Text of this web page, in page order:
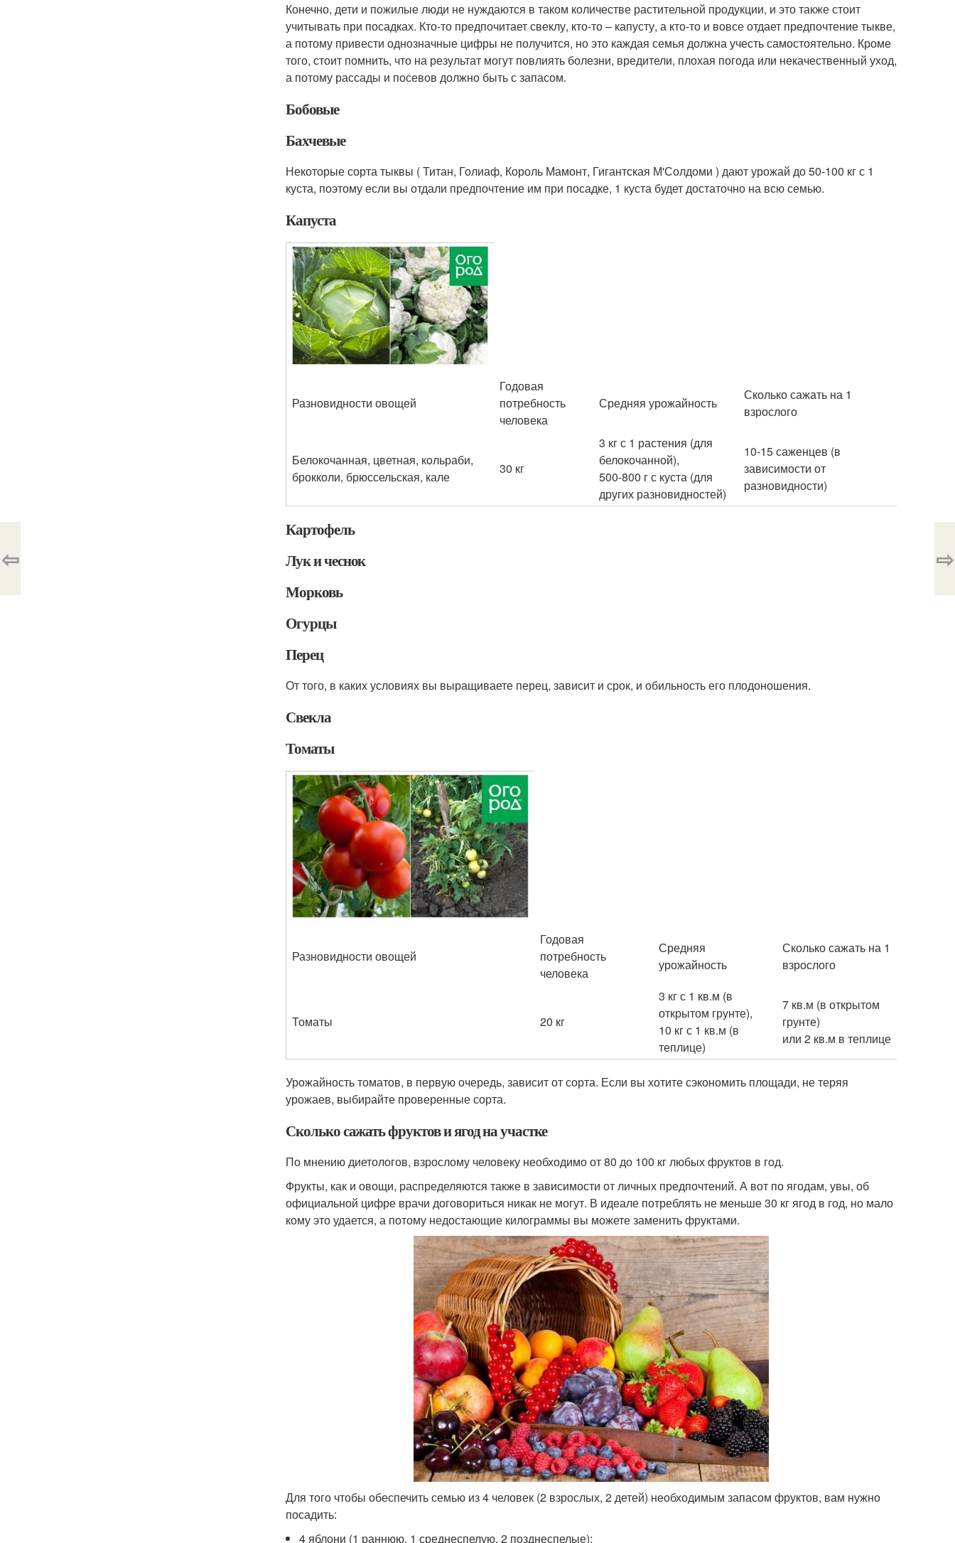
Конечно, дети и пожилые люди не нуждаются в таком количестве растительной продукции, и это также стоит
учитывать при посадках. Кто-то предпочитает свеклу, кто-то – капусту, а кто-то и вовсе отдает предпочтение тыкве,
а потому привести однозначные цифры не получится, но это каждая семья должна учесть самостоятельно. Кроме
того, стоит помнить, что на результат могут повлиять болезни, вредители, плохая погода или некачественный уход,
а потому рассады и посевов должно быть с запасом.
Бобовые
Бахчевые
Некоторые сорта тыквы ( Титан, Голиаф, Король Мамонт, Гигантская М'Солдоми ) дают урожай до 50-100 кг с 1
куста, поэтому если вы отдали предпочтение им при посадке, 1 куста будет достаточно на всю семью.
Капуста
Разновидности овощей
Годовая
потребность
человека
Средняя урожайность
Сколько сажать на 1
взрослого
Белокочанная, цветная, кольраби,
брокколи, брюссельская, кале
30 кг
3 кг с 1 растения (для
белокочанной),
500-800 г с куста (для
других разновидностей)
10-15 саженцев (в
зависимости от
разновидности)
Картофель
Лук и чеснок
Морковь
Огурцы
Перец
От того, в каких условиях вы выращиваете перец, зависит и срок, и обильность его плодоношения.
Свекла
Томаты
Разновидности овощей
Годовая
потребность
человека
Средняя
урожайность
Сколько сажать на 1
взрослого
Томаты 20 кг
3 кг с 1 кв.м (в
открытом грунте),
10 кг с 1 кв.м (в
теплице)
7 кв.м (в открытом
грунте)
или 2 кв.м в теплице
Урожайность томатов, в первую очередь, зависит от сорта. Если вы хотите сэкономить площади, не теряя
урожаев, выбирайте проверенные сорта.
Сколько сажать фруктов и ягод на участке
По мнению диетологов, взрослому человеку необходимо от 80 до 100 кг любых фруктов в год.
Фрукты, как и овощи, распределяются также в зависимости от личных предпочтений. А вот по ягодам, увы, об
официальной цифре врачи договориться никак не могут. В идеале потреблять не меньше 30 кг ягод в год, но мало
кому это удается, а потому недостающие килограммы вы можете заменить фруктами.
Для того чтобы обеспечить семью из 4 человек (2 взрослых, 2 детей) необходимым запасом фруктов, вам нужно
посадить:
4 яблони (1 раннюю, 1 среднеспелую, 2 позднеспелые);
⇦ ⇨